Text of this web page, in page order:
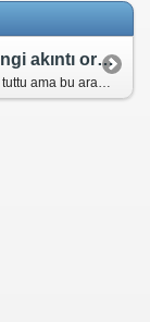
Adet bitiminden sonra gelen kahverengi akıntı orucu bozar mı?
Adet olan bir kadın adet bittiği için abdest alıp oruç tuttu ama bu arada kahverengi akıntılar gelmiş orucu bozulmuş mudur ve bu dönemde oruç tutabilir mi?